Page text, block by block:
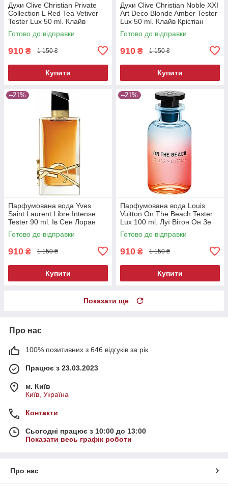
Духи Clive Christian Private
Collection L Red Tea Vetiver
Tester Lux 50 ml. Клайв
Крістіан Ред Ті Ветивер
Тестер Люкс 50 мл.
Готово до відправки
910 ₴ 1 150 ₴
Купити
Духи Clive Christian Noble XXI
Art Deco Blonde Amber Tester
Lux 50 ml. Клайв Крістіан
Блонд Амбер Тестер Люкс 50
мл.
Готово до відправки
910 ₴ 1 150 ₴
Купити
–21%
Парфумована вода Yves
Saint Laurent Libre Intense
Tester 90 ml. Ів Сен Лоран
Лібре Інтенс Тестер 90 мл
Готово до відправки
910 ₴ 1 150 ₴
Купити
–21%
Парфумована вода Louis
Vuitton On The Beach Tester
Lux 100 ml. Луї Вітон Он Зе
Біч Тестер Люкс 100 мл.
Готово до відправки
910 ₴ 1 150 ₴
Купити
Показати ще
Про нас
100% позитивних з 646 відгуків за рік
Працює з 23.03.2023
м. Київ
Київ, Україна
Контакти
Сьогодні працює з 10:00 до 13:00
Показати весь графік роботи
Про нас